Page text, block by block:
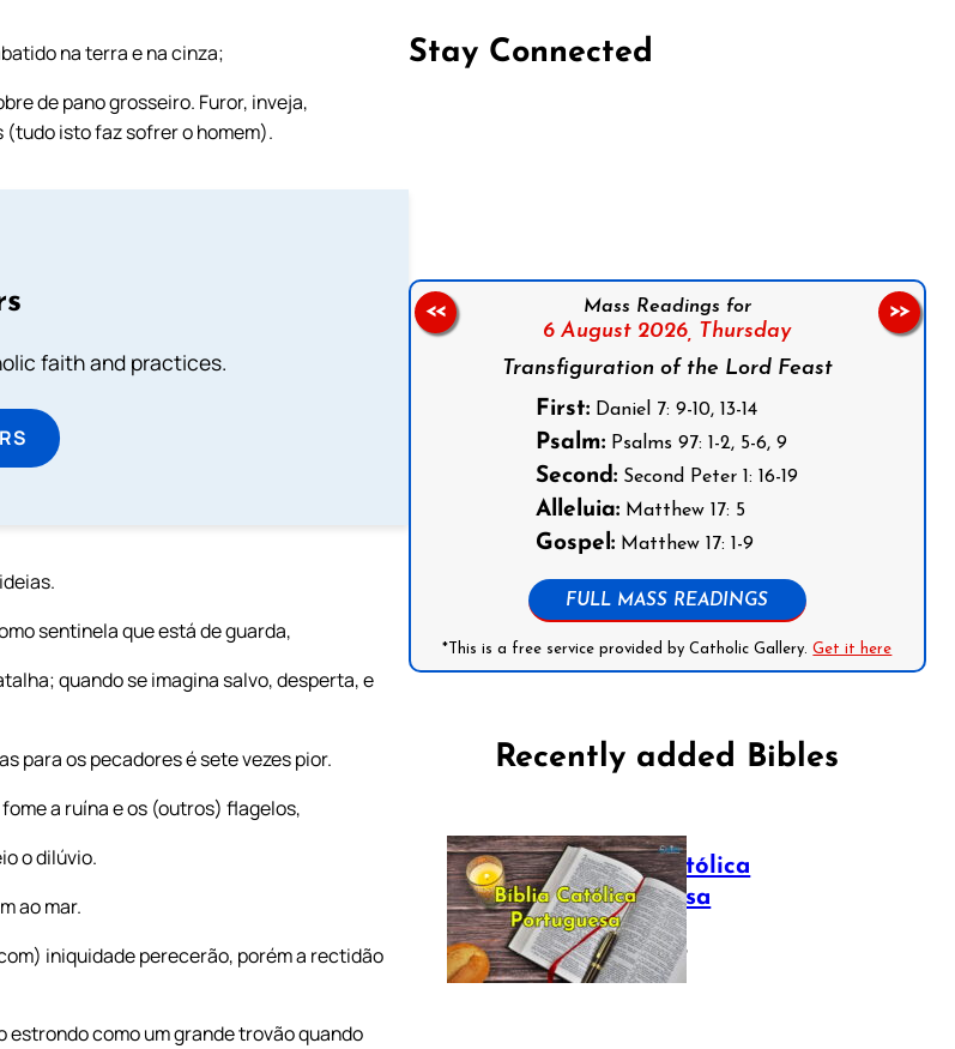
na terra e na cinza;
de pano grosseiro. Furor, inveja,
isto faz sofrer o homem).
faith and practices.
sentinela que está de guarda,
quando se imagina salvo, desperta, e
para os pecadores é sete vezes pior.
a ruína e os (outros) flagelos,
o dilúvio.
ao mar.
iniquidade perecerão, porém a rectidão
como um grande trovão quando
Stay Connected
Mass Readings for
6 August 2026, Thursday
Transfiguration of the Lord Feast
First: Daniel 7: 9-10, 13-14
Psalm: Psalms 97: 1-2, 5-6, 9
Second: Second Peter 1: 16-19
Alleluia: Matthew 17: 5
Gospel: Matthew 17: 1-9
FULL MASS READINGS
*This is a free service provided by Catholic Gallery.Get it here
<< >>
Recently added Bibles
Bíblia Católica
Portuguesa
July 16, 2025